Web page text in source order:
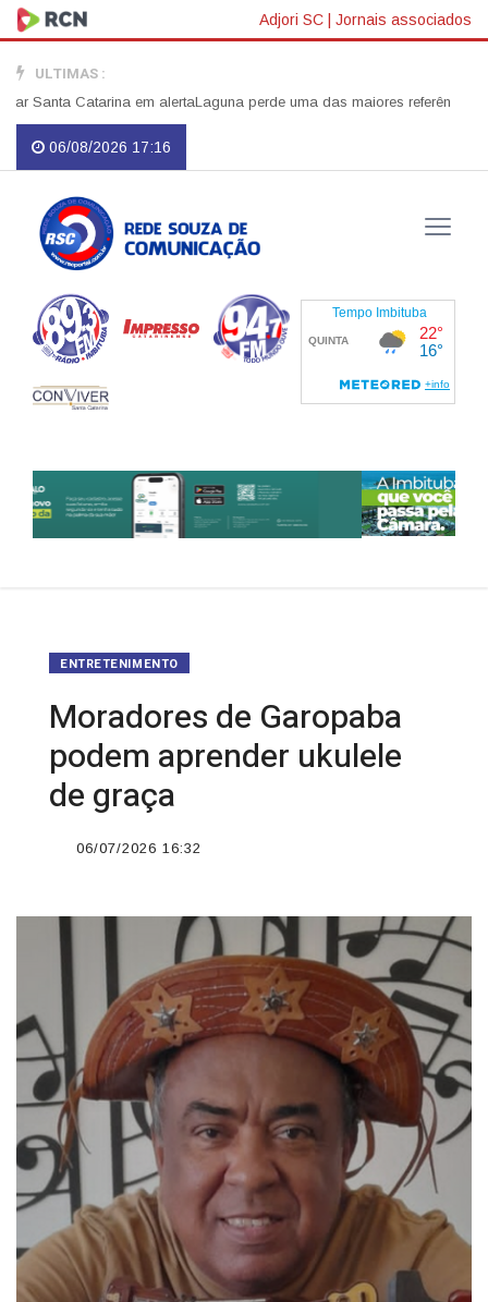
Adjori SC | Jornais associados
ULTIMAS :
Catarina em alertaLaguna perde uma das maiores referências do
06/08/2026 17:16
ENTRETENIMENTO
Moradores de Garopaba
podem aprender ukulele
de graça
06/07/2026 16:32